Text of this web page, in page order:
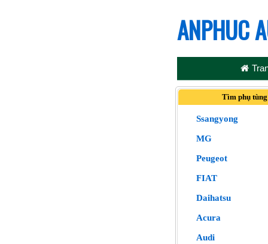
ANPHUC
Tìm phụ
Ssangyong
MG
Peugeot
FIAT
Daihatsu
Acura
Audi